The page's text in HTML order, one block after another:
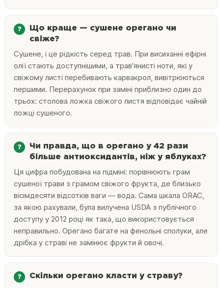
Що краще — сушене орегано чи
свіже?
Сушене, і це рідкість серед трав. При висиханні ефірні
олії стають доступнішими, а трав'янисті ноти, які у
свіжому листі перебивають карвакрол, вивітрюються
першими. Перерахунок при заміні приблизно один до
трьох: столова ложка свіжого листя відповідає чайній
ложці сушеного.
Чи правда, що в орегано у 42 рази
більше антиоксидантів, ніж у яблуках?
Ця цифра побудована на підміні: порівнюють грам
сушеної трави з грамом свіжого фрукта, де близько
вісімдесяти відсотків ваги — вода. Сама шкала ORAC,
за якою рахували, була вилучена USDA з публічного
доступу у 2012 році як така, що використовується
неправильно. Орегано багате на фенольні сполуки, але
дрібка у страві не замінює фрукти й овочі.
Скільки орегано класти у страву?